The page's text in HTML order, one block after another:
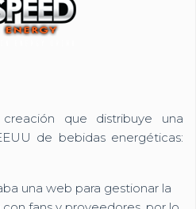
que distribuye una
de bebidas energéticas:
una web para gestionar la